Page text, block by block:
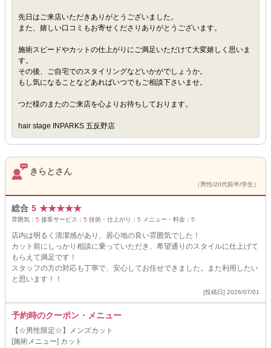
先日はご来店いただきありがとうございました。
また、嬉しい口コミもお寄せくださりありがとうございます。
施術スピードやカットの仕上がりにご満足いただけて大変嬉しく思いま
す。
その後、ご自宅でのスタイリングなどいかがでしょうか。
もし気になることなどあればいつでもご相談下さいませ。
つだ様のまたのご来店を心よりお待ちしております。
hair stage INPARKS 五反野店
きらとさん
（男性/20代前半/学生）
総合 5 ★★★★★
雰囲気： 5 接客サービス： 5 技術・仕上がり： 5 メニュー・料金： 5
店内は明るく清潔感があり、居心地の良い雰囲気でした！
カット前にしっかり相談に乗っていただき、希望通りのスタイルに仕上げて
もらえて満足です！
スタッフの方の対応も丁寧で、安心してお任せできました。また利用したい
と思います！！
[投稿日] 2026/07/01
予約時のクーポン・メニュー
【☆男性限定☆】メンズカット
[施術メニュー] カット